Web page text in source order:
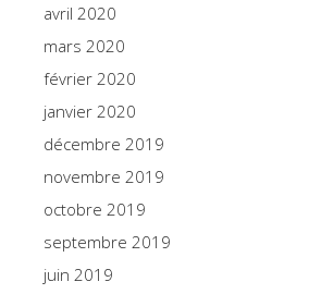
avril 2020
mars 2020
février 2020
janvier 2020
décembre 2019
novembre 2019
octobre 2019
septembre 2019
juin 2019